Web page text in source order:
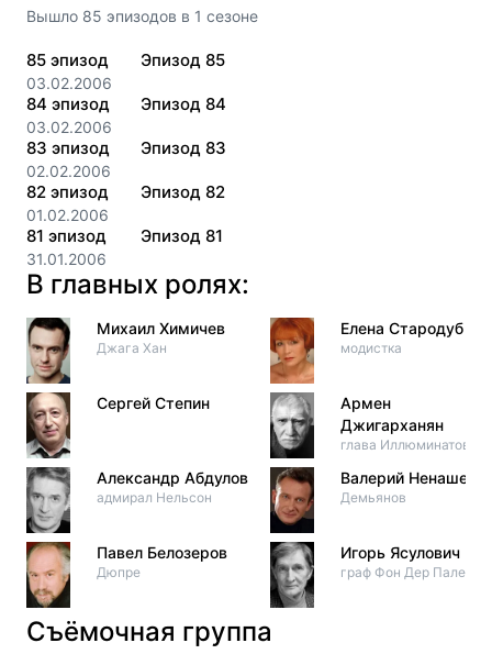
Вышло 85 эпизодов в 1 сезоне
85 эпизод
03.02.2006
Эпизод 85
84 эпизод
03.02.2006
Эпизод 84
83 эпизод
02.02.2006
Эпизод 83
82 эпизод
01.02.2006
Эпизод 82
81 эпизод
31.01.2006
Эпизод 81
В главных ролях:
Михаил Химичев
Джага Хан
Сергей Степин
Александр Абдулов
адмирал Нельсон
Павел Белозеров
Дюпре
Елена Стародуб
модистка
Армен
Джигарханян
глава Иллюминатов
Валерий Ненашев
Демьянов
Игорь Ясулович
граф Фон Дер Пален
Съёмочная группа